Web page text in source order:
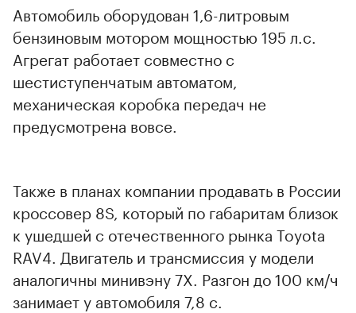
Автомобиль оборудован 1,6-литровым
бензиновым мотором мощностью 195 л.с.
Агрегат работает совместно с
шестиступенчатым автоматом,
механическая коробка передач не
предусмотрена вовсе.
Также в планах компании продавать в России
кроссовер 8S, который по габаритам близок
к ушедшей с отечественного рынка Toyota
RAV4. Двигатель и трансмиссия у модели
аналогичны минивэну 7X. Разгон до 100 км/ч
занимает у автомобиля 7,8 с.